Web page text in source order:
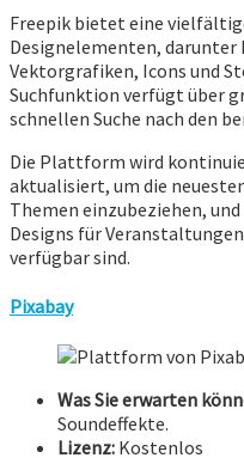
Freepik bietet eine
Designelementen,
Vektorgrafiken, Icons und
Suchfunktion verfügt über
schnellen Suche nach den
Die Plattform wird
aktualisiert, um die
Themen einzubeziehen,
Designs für
verfügbar sind.
Pixabay
Was Sie erwarten
Soundeffekte.
Lizenz: Kostenlos